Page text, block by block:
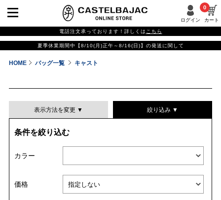
ログイン カート
0
電話注文承っております！詳しくは こちら
夏季休業期間中【8/10(月)正午～8/16(日)】の発送に関して
HOME バッグ一覧 キャスト
表示方法を変更 ▼ 絞り込み ▼
条件を絞り込む
カラー
価格